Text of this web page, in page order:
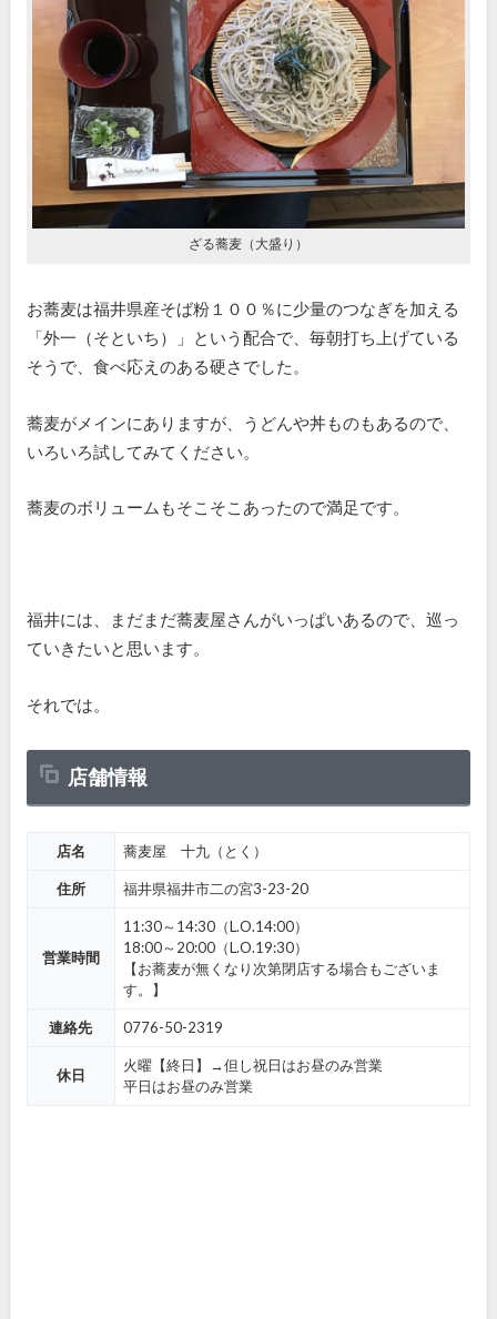
ざる蕎麦（大盛り）
お蕎麦は福井県産そば粉１００％に少量のつなぎを加える
「外一（そといち）」という配合で、毎朝打ち上げている
そうで、食べ応えのある硬さでした。
蕎麦がメインにありますが、うどんや丼ものもあるので、
いろいろ試してみてください。
蕎麦のボリュームもそこそこあったので満足です。
福井には、まだまだ蕎麦屋さんがいっぱいあるので、巡っ
ていきたいと思います。
それでは。
店舗情報
店名 蕎麦屋 十九（とく）
住所 福井県福井市二の宮3-23-20
営業時間
11:30～14:30（L.O.14:00）
18:00～20:00（L.O.19:30）
【お蕎麦が無くなり次第閉店する場合もございま
す。】
連絡先 0776-50-2319
休日
火曜【終日】→但し祝日はお昼のみ営業
平日はお昼のみ営業